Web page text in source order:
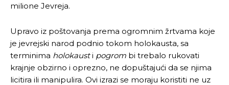
milione Jevreja.
Upravo iz poštovanja prema ogromnim žrtvama koje
je jevrejski narod podnio tokom holokausta, sa
terminima holokausti pogrom bi trebalo rukovati
krajnje obzirno i oprezno, ne dopuštajući da se njima
licitira ili manipulira. Ovi izrazi se moraju koristiti ne uz